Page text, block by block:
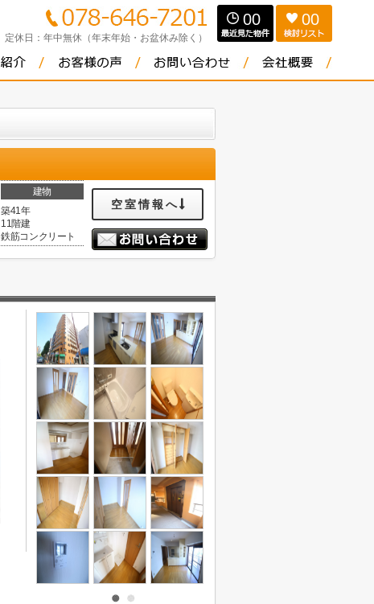
定休日： 年中無休（年末年始・お盆休み除く）
00 00
建物
築41年
11階建
鉄筋コンクリート
空室情報へ